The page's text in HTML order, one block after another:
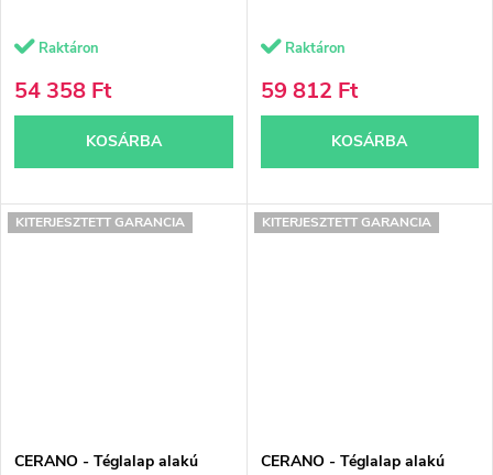
Raktáron
54 358 Ft
KOSÁRBA
Raktáron
59 812 Ft
KOSÁRBA
KITERJESZTETT GARANCIA
CERANO - Téglalap alakú
KITERJESZTETT GARANCIA
CERANO - Téglalap alakú